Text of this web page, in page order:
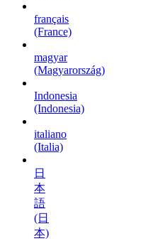
français
(France)
magyar
(Magyarország)
Indonesia
(Indonesia)
italiano
(Italia)
日
本
語
(日
本)